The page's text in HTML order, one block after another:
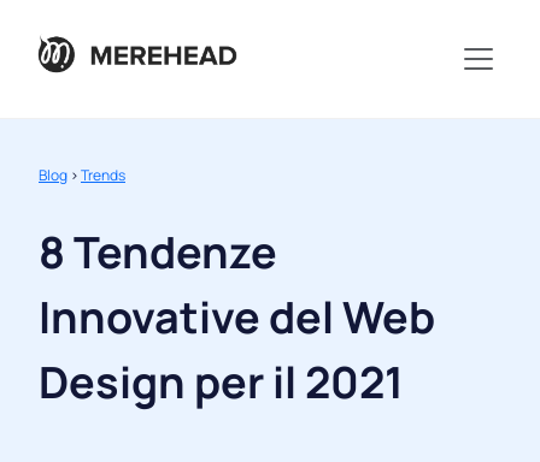
Blog >Trends
8 Tendenze
Innovative del Web
Design per il 2021